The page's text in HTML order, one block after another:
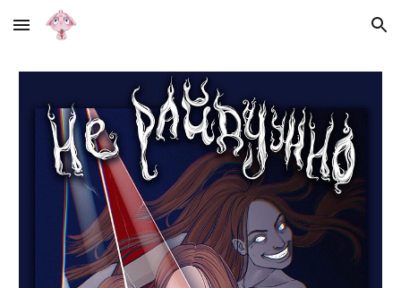
Skip to main content Skip to navigation